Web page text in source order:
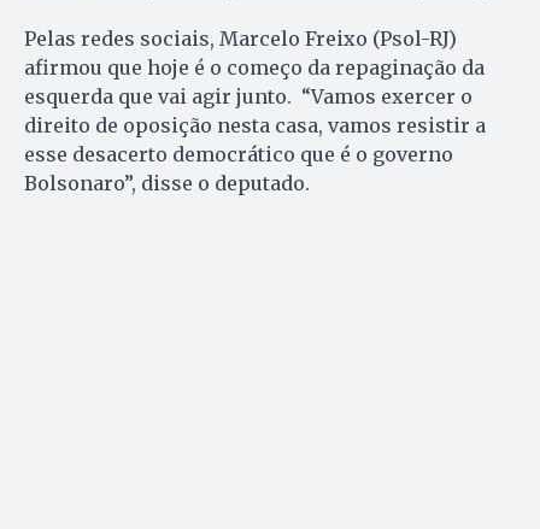
Pelas redes sociais, Marcelo Freixo (Psol-RJ)
afirmou que hoje é o começo da repaginação da
esquerda que vai agir junto. “Vamos exercer o
direito de oposição nesta casa, vamos resistir a
esse desacerto democrático que é o governo
Bolsonaro”, disse o deputado.